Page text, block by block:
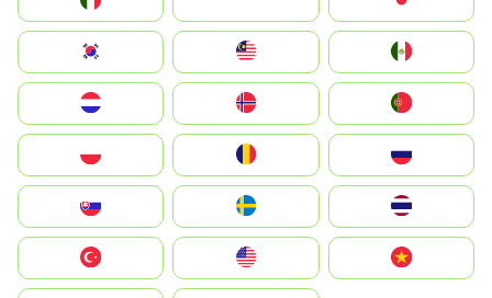
South Korea
United States